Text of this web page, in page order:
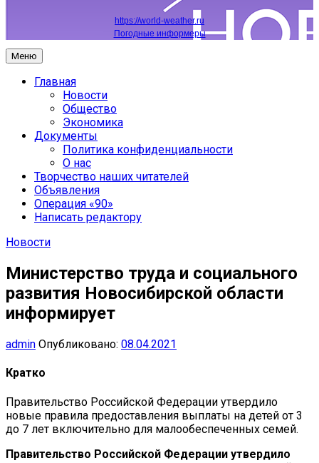
https://world-weather.ru
Погодные информеры
Меню
Главная
Новости
Общество
Экономика
Документы
Политика конфиденциальности
О нас
Творчество наших читателей
Объявления
Операция «90»
Написать редактору
Новости
Министерство труда и социального
развития Новосибирской области
информирует
admin Опубликовано: 08.04.2021
Кратко
Правительство Российской Федерации утвердило
новые правила предоставления выплаты на детей от 3
до 7 лет включительно для малообеспеченных семей.
Правительство Российской Федерации утвердило